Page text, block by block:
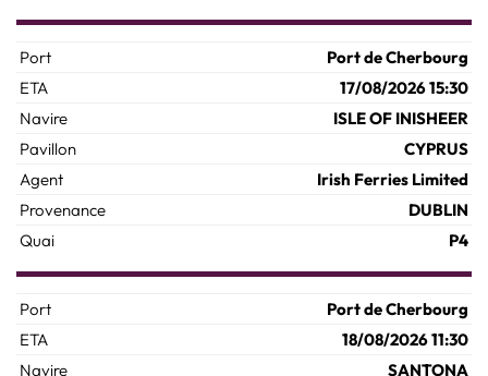
Port de Cherbourg
17/08/2026 15:30
ISLE OF INISHEER
CYPRUS
Irish Ferries Limited
DUBLIN
P4
Port de Cherbourg
18/08/2026 11:30
SANTONA